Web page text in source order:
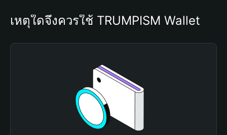
เหตุใดจึงควรใช้ TRUMPISM Wallet